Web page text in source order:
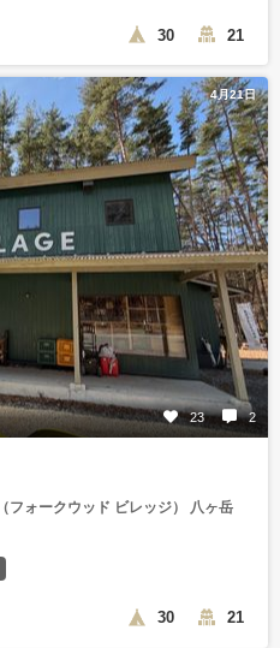
30 21
4月21日
23 2
フォークウッド ビレッジ） 八ヶ岳
30 21